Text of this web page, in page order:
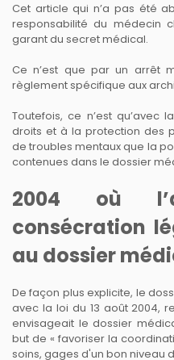
Cet article qui n’a pas été
responsabilité du médecin
garant du secret médical.
Ce n’est que par un arrêt
règlement spécifique aux
Toutefois, ce n’est qu’avec
droits et à la protection des
de troubles mentaux que la
contenues dans le dossier
2004 où
consécration
au dossier
De façon plus explicite, le
avec la loi du 13 août 2004,
envisageait le dossier
but de « favoriser la
soins, gages d'un bon niveau